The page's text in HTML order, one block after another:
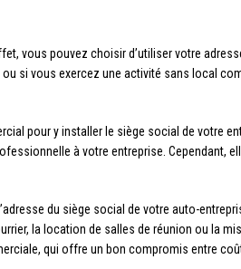
vous pouvez choisir d’utiliser votre
si vous exercez une activité sans local
pour y installer le siège social de votre
à votre entreprise. Cependant,
du siège social de votre auto-
la location de salles de réunion ou la
qui offre un bon compromis entre